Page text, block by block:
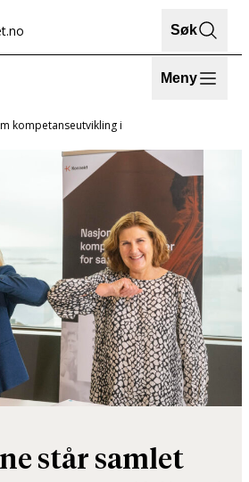
Søk
Meny
kompetanseutvikling i
står samlet